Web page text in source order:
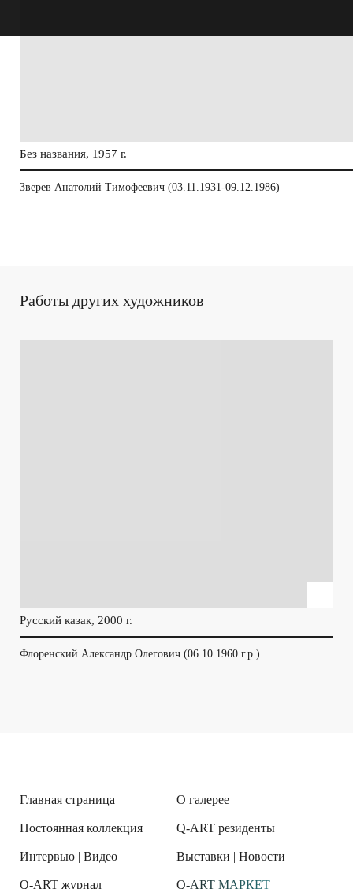
Без названия, 1957 г.
Зверев Анатолий Тимофеевич (03.11.1931-09.12.1986)
Работы других художников
Русский казак, 2000 г.
Флоренский Александр Олегович (06.10.1960 г.р.)
Главная страница О галерее
Постоянная коллекция Q-ART резиденты
Интервью | Видео Выставки | Новости
Q-ART журнал Q-ART МАРКЕТ